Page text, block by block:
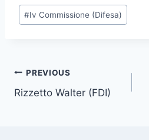
P
o
T
a
#Iv Commissione (Difesa)
Post
navigation
PREVIOUS
Rizzetto Walter (FDI)